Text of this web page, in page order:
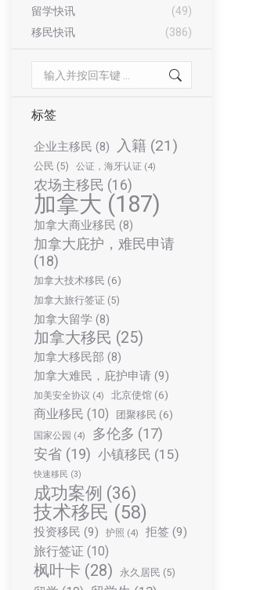
留学快讯
(49)
移民快讯
(386)
Search:
标签
企业主移民 (8) 入籍 (21)
公民 (5) 公证，海牙认证 (4)
农场主移民 (16)
加拿大 (187)
加拿大商业移民 (8)
加拿大庇护，难民申请
(18)
加拿大技术移民 (6)
加拿大旅行签证 (5)
加拿大留学 (8)
加拿大移民 (25)
加拿大移民部 (8)
加拿大难民，庇护申请 (9)
加美安全协议 (4) 北京使馆 (6)
商业移民 (10) 团聚移民 (6)
国家公园 (4) 多伦多 (17)
安省 (19) 小镇移民 (15)
快速移民 (3)
成功案例 (36)
技术移民 (58)
投资移民 (9) 护照 (4) 拒签 (9)
旅行签证 (10)
枫叶卡 (28) 永久居民 (5)